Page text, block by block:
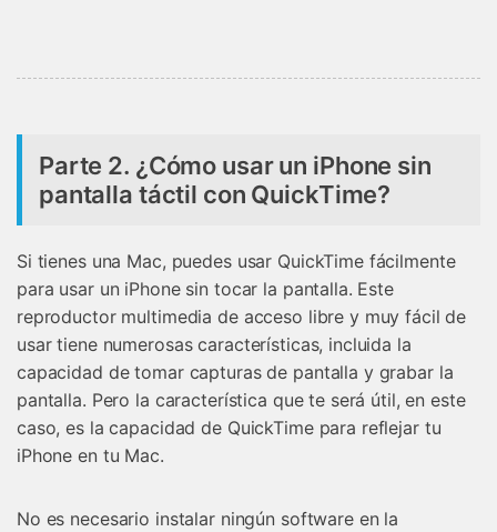
Parte 2. ¿Cómo usar un iPhone sin
pantalla táctil con QuickTime?
Si tienes una Mac, puedes usar QuickTime fácilmente
para usar un iPhone sin tocar la pantalla. Este
reproductor multimedia de acceso libre y muy fácil de
usar tiene numerosas características, incluida la
capacidad de tomar capturas de pantalla y grabar la
pantalla. Pero la característica que te será útil, en este
caso, es la capacidad de QuickTime para reflejar tu
iPhone en tu Mac.
No es necesario instalar ningún software en la